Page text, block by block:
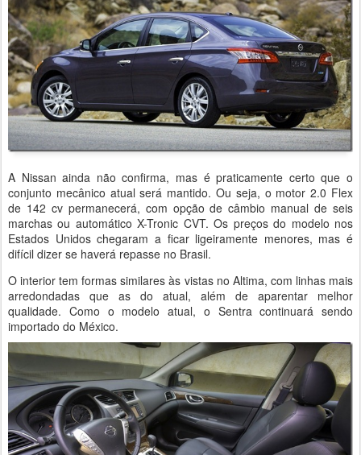
A Nissan ainda não confirma, mas é praticamente certo que o
conjunto mecânico atual será mantido. Ou seja, o motor 2.0 Flex
de 142 cv permanecerá, com opção de câmbio manual de seis
marchas ou automático X-Tronic CVT. Os preços do modelo nos
Estados Unidos chegaram a ficar ligeiramente menores, mas é
difícil dizer se haverá repasse no Brasil.
O interior tem formas similares às vistas no Altima, com linhas mais
arredondadas que as do atual, além de aparentar melhor
qualidade. Como o modelo atual, o Sentra continuará sendo
importado do México.